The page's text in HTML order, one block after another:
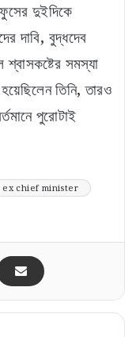
দুইদিকে
দাবি, বুদ্ধদেব
শ্বাসকষ্টের সমস্যা
তিনি, তারও
পুরোটাই
ex chief minister